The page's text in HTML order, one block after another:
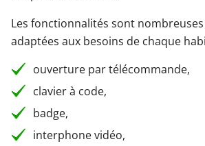
Les fonctionnalités sont
adaptées aux besoins de chaque
ouverture par télécommande,
clavier à code,
badge,
interphone vidéo,